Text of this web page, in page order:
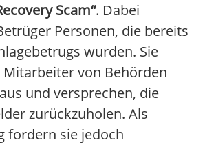
Scam“. Dabei
Personen, die bereits
wurden. Sie
Mitarbeiter von Behörden
und versprechen, die
zurückzuholen. Als
fordern sie jedoch